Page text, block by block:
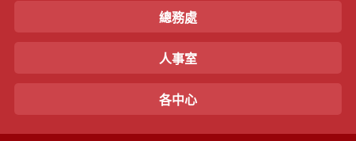
總務處
人事室
各中心